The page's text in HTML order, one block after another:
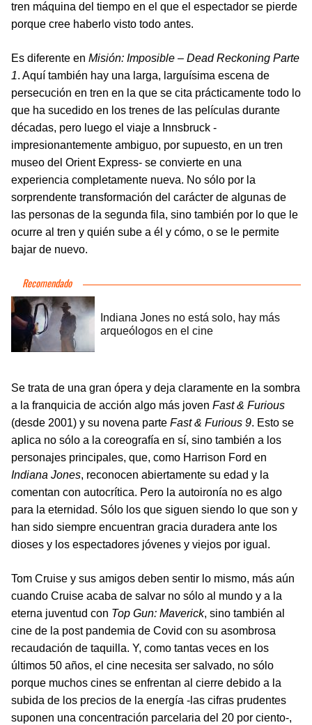
tren máquina del tiempo en el que el espectador se pierde
porque cree haberlo visto todo antes.
Es diferente en Misión: Imposible – Dead Reckoning Parte
1. Aquí también hay una larga, larguísima escena de
persecución en tren en la que se cita prácticamente todo lo
que ha sucedido en los trenes de las películas durante
décadas, pero luego el viaje a Innsbruck -
impresionantemente ambiguo, por supuesto, en un tren
museo del Orient Express- se convierte en una
experiencia completamente nueva. No sólo por la
sorprendente transformación del carácter de algunas de
las personas de la segunda fila, sino también por lo que le
ocurre al tren y quién sube a él y cómo, o se le permite
bajar de nuevo.
Se trata de una gran ópera y deja claramente en la sombra
a la franquicia de acción algo más joven Fast & Furious
(desde 2001) y su novena parte Fast & Furious 9. Esto se
aplica no sólo a la coreografía en sí, sino también a los
personajes principales, que, como Harrison Ford en
Indiana Jones, reconocen abiertamente su edad y la
comentan con autocrítica. Pero la autoironía no es algo
para la eternidad. Sólo los que siguen siendo lo que son y
han sido siempre encuentran gracia duradera ante los
dioses y los espectadores jóvenes y viejos por igual.
Tom Cruise y sus amigos deben sentir lo mismo, más aún
cuando Cruise acaba de salvar no sólo al mundo y a la
eterna juventud con Top Gun: Maverick, sino también al
cine de la post pandemia de Covid con su asombrosa
recaudación de taquilla. Y, como tantas veces en los
últimos 50 años, el cine necesita ser salvado, no sólo
porque muchos cines se enfrentan al cierre debido a la
subida de los precios de la energía -las cifras prudentes
suponen una concentración parcelaria del 20 por ciento-,